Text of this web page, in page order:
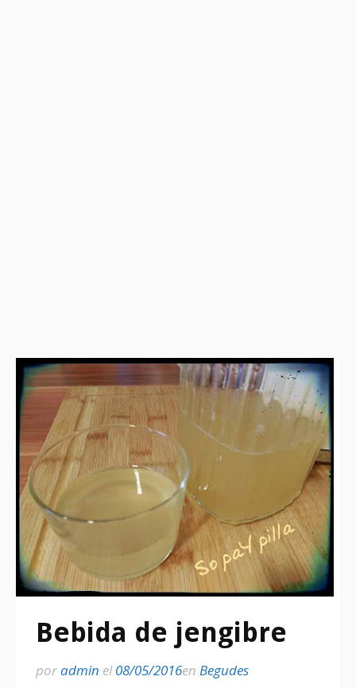
Bebida de jengibre
poradmin el08/05/2016en Begudes